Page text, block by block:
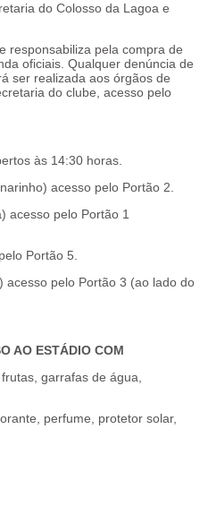
do Colosso da Lagoa e
responsabiliza pela compra de
oficiais. Qualquer denúncia de
ser realizada aos órgãos de
do clube, acesso pelo
às 14:30 horas.
acesso pelo Portão 2.
acesso pelo Portão 1
Portão 5.
acesso pelo Portão 3 (ao lado do
AO ESTÁDIO COM
garrafas de água,
perfume, protetor solar,